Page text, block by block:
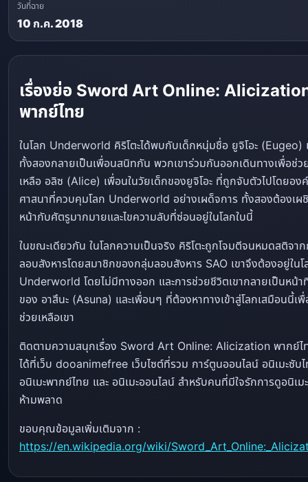
วันที่ฉาย
10 ก.ค. 2018
เรื่องย่อ Sword Art Online:
พากย์ไทย
ในโลก Underworld คิริโตะได้พบกับเด็กหนุ่มชื่อ ยูจิโอะ (Eugeo)
ทั้งสองกลายเป็นเพื่อนสนิทกัน พวกเขาร่วมกันออกเดินทางเพื่อช่ว
เหลือ อลิซ (Alice) เพื่อนในวัยเด็กของยูจิโอะ ที่ถูกจับตัวไปโดยอง
ศาสนาที่ควบคุมโลก Underworld อย่างเผด็จการ ทั้งสองต้องเ
หน้ากับศัตรูมากมายและไขความลับที่ซ่อนอยู่ในโลกใบนี้
ในขณะเดียวกัน ในโลกความเป็นจริง คิริโตะถูกโจมตีจนหมดสติจาก
ลอบสังหารโดยสมาชิกของกลุ่มลอบสังหาร SAO เขาจึงต้องอยู่ในโ
Underworld โดยไม่มีทางออก และการช่วยชีวิตเขากลายเป็นหน้า
ของ อาสึนะ (Asuna) และเพื่อนๆ ที่ต้องหาทางเข้าสู่โลกเสมือนนี้เพื่
ช่วยเหลือเขา
ติดตามความสนุกเรื่อง Sword Art Online: Alicization พากย์ไ
ได้ที่เว็บ dooanimefree เว็บไซต์ที่รวม การ์ตูนออนไลน์ อนิเมะซับ
อนิเมะพากย์ไทย และ อนิเมะออนไลน์ สำหรับคนที่มีใจรักการดูอนิเมะ
ห้ามพลาด
ขอบคุณข้อมูลเพิ่มเติมจาก :
https://en.wikipedia.org/wiki/